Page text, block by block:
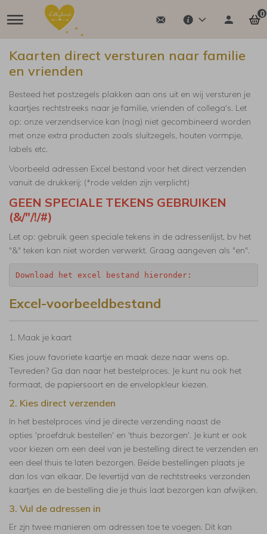
0
Kaarten direct versturen naar familie
en vrienden
Besteed het postzegels plakken aan ons uit en wij versturen je
kaartjes rechtstreeks naar je familie, vrienden of collega's. Let
op: onze verzendservice kan (nog) niet gecombineerd worden
met onze extra producten zoals sluitzegels, houten vormpje,
labels etc.
Voorbeeld adressen Excel bestand voor het direct verzenden
vanuit de drukkerij: (*rode velden zijn verplicht)
GEEN SPECIALE TEKENS GEBRUIKEN
(&/"/!/#)
Let op: gebruik geen speciale tekens in de adressenlijst, bv het
"&" teken kan niet worden verwerkt. Graag aangeven als "en".
Download het excel bestand hieronder:
Excel-voorbeeldbestand
1. Maak je kaart
Kies jouw favoriete kaartje en maak deze naar wens op.
Tevreden? Ga dan naar het bestelproces. Je kunt nu ook het
formaat, de papiersoort en de envelopkleur kiezen.
2. Kies direct verzenden
In het bestelproces vind je directe verzending naast de
opties 'proefdruk bestellen' en 'thuis bezorgen'. Je kunt er ook
voor kiezen om een deel van je bestelling direct te verzenden en
een deel thuis te laten bezorgen. Beide bestellingen plaats je
dan los van elkaar. De levertijd van de rechtstreeks verzonden
kaartjes en de bestelling die je thuis laat bezorgen kan afwijken.
3. Vul de adressen in
Er zjn twee manieren om adressen toe te voegen. Dit kan